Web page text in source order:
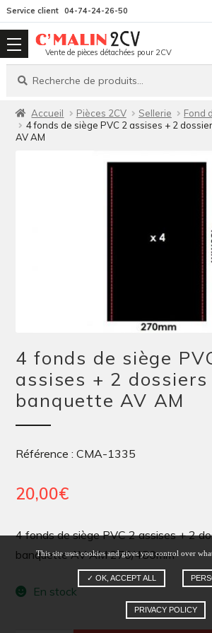
la
navigation
contenu
Service client 04-74-24-26-50
Vente de pièces détachées pour 2CV
Recherche
Recherche
Accueil Pièces 2CV Sellerie
Fond
4 fonds de siège PVC 2 assises + 2
AV AM
4 fonds de siège
assises + 2 dossiers
banquette AV AM
Référence : CMA-1335
20,00€
4 fonds de siège PVC 2 assises + 2
banquette AV AM 270/480mm
En stock
This site uses cookies and gives you control over
✓ OK, ACCEPT ALL
PRIVACY POLICY